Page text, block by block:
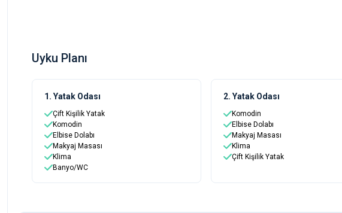
Uyku Planı
1. Yatak Odası
Çift Kişilik Yatak
Komodin
Elbise Dolabı
Makyaj Masası
Klima
Banyo/WC
2. Yatak Odası
Komodin
Elbise Dolabı
Makyaj Masası
Klima
Çift Kişilik Yatak